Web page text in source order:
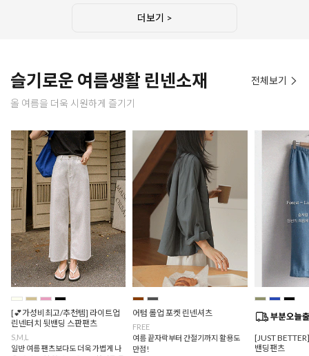
더보기 >
슬기로운 여름생활 린넨소재
올 여름을 더욱 시원하게 즐기기
전체보기
[💕가성비최고/추천템] 라이트업
린넨터치 뒷밴딩 스판팬츠
S,M,L
일반 여름 팬츠보다도 더욱 가볍게 나
어텀 롤업 포켓 린넨셔츠
FREE
여름 끝자락부터 간절기까지 활용도
만점!
[JUST
밴딩팬츠